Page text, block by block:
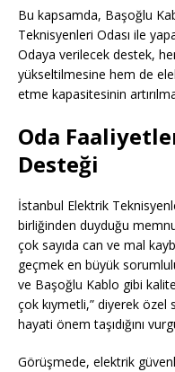
Bu kapsamda, Başoğlu
Teknisyenleri Odası ile
Odaya verilecek destek,
yükseltilmesine hem de
etme kapasitesinin
Oda
Desteği
İstanbul Elektrik
birliğinden duyduğu
çok sayıda can ve mal
geçmek en büyük
ve Başoğlu Kablo gibi
çok kıymetli,” diyerek özel
hayati önem taşıdığını
Görüşmede, elektrik